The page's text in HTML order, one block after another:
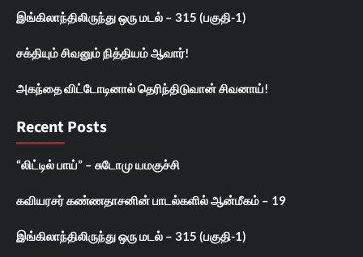
இங்கிலாந்திலிருந்து ஒரு மடல் – 315 (பகுதி-1)
சக்தியும் சிவனும் நித்தியம் ஆவார்!
அகந்தை விட்டோடினால் தெரிந்திடுவான் சிவனாய்!
Recent Posts
“லிட்டில் பாய்” – சுடோமு யமகுச்சி
கவியரசர் கண்ணதாசனின் பாடல்களில் ஆன்மீகம் – 19
இங்கிலாந்திலிருந்து ஒரு மடல் – 315 (பகுதி-1)